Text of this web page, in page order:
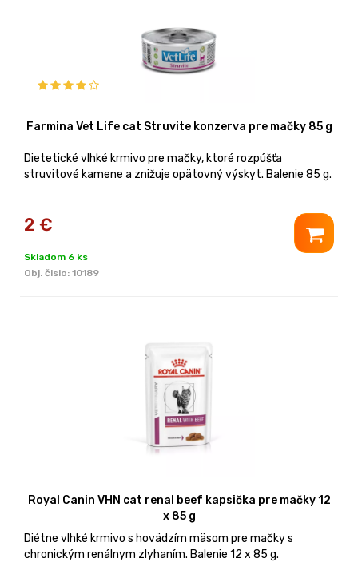
Farmina Vet Life cat Struvite konzerva pre mačky 85 g
Dietetické vlhké krmivo pre mačky, ktoré rozpúšťa
struvitové kamene a znižuje opätovný výskyt. Balenie 85 g.
2 €
Skladom 6 ks
Obj. čislo: 10189
Royal Canin VHN cat renal beef kapsička pre mačky 12
x 85 g
Diétne vlhké krmivo s hovädzím mäsom pre mačky s
chronickým renálnym zlyhaním. Balenie 12 x 85 g.